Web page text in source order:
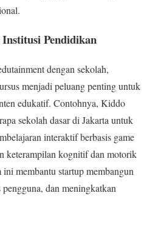
Pendidikan
dengan sekolah,
menjadi peluang penting untuk
edukatif. Contohnya, Kiddo
sekolah dasar di Jakarta untuk
interaktif berbasis game
keterampilan kognitif dan motorik
membantu startup membangun
dan meningkatkan